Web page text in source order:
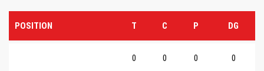
POSITION T C P DG
0 0 0 0